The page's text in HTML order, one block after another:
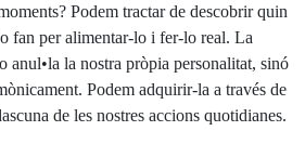
Podem tractar de descobrir quin
fan per alimentar-lo i fer-lo real. La
anul•la la nostra pròpia personalitat, sinó
Podem adquirir-la a través de
de les nostres accions quotidianes.